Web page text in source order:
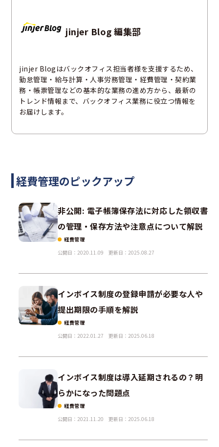
jinjer Blog 編集部
jinjer Blogはバックオフィス担当者様を支援するため、
勤怠管理・給与計算・人事労務管理・経費管理・契約業
務・帳票管理などの基本的な業務の進め方から、最新の
トレンド情報まで、バックオフィス業務に役立つ情報を
お届けします。
経費管理のピックアップ
非公開: 電子帳簿保存法に対応した領収書
の管理・保存方法や注意点について解説
経費管理
公開日：2020.11.09
更新日：2025.08.27
インボイス制度の登録申請が必要な人や
提出期限の手順を解説
経費管理
公開日：2022.01.27
更新日：2025.06.18
インボイス制度は導入延期されるの？明
らかになった問題点
経費管理
公開日：2021.11.20
更新日：2025.06.18